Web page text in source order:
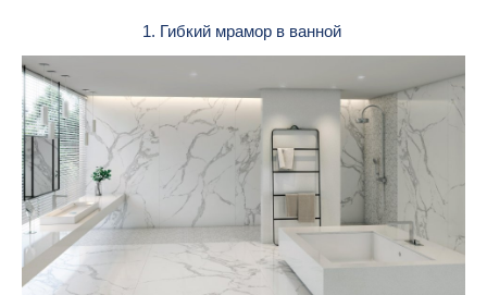
1. Гибкий мрамор в ванной